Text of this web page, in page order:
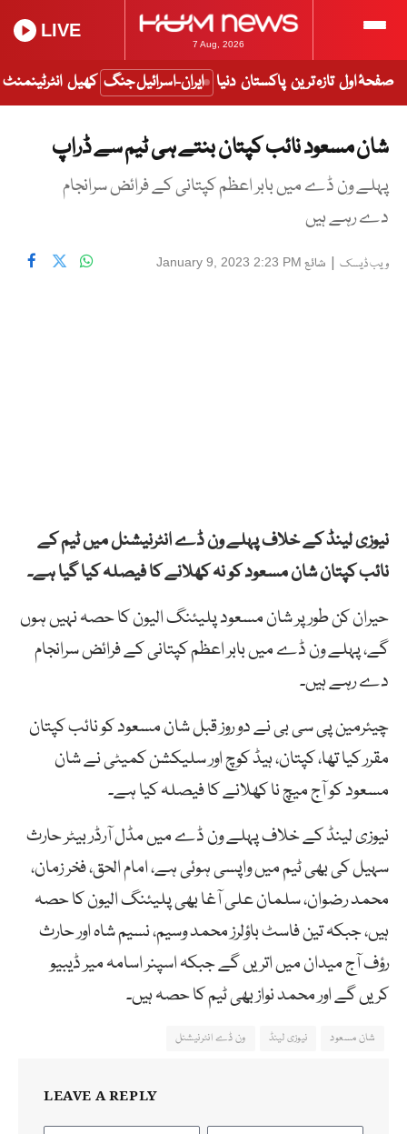
7 Aug, 2026
LIVE
صفحۂ اول تازہ ترین پاکستان دنیا ایران-اسرائیل جنگ کھیل انٹرٹینمنٹ
شان مسعود نائب کپتان بنتے ہی ٹیم سے ڈراپ
پہلے ون ڈے میں بابر اعظم کپتانی کے فرائض سرانجام
دے رہے ہیں
ویب ڈیسک | شائع January 9, 2023 2:23 PM
نیوزی لینڈ کے خلاف پہلے ون ڈے انٹرنیشنل میں ٹیم کے
نائب کپتان شان مسعود کو نہ کھلانے کا فیصلہ کیا گیا ہے۔
حیران کن طور پر شان مسعود پلیئنگ الیون کا حصہ نہیں ہوں
گے، پہلے ون ڈے میں بابر اعظم کپتانی کے فرائض سرانجام
دے رہے ہیں۔
چیئرمین پی سی بی نے دو روز قبل شان مسعود کو نائب کپتان
مقرر کیا تھا، کپتان، ہیڈ کوچ اور سلیکشن کمیٹی نے شان
مسعود کو آج میچ نا کھلانے کا فیصلہ کیا ہے۔
نیوزی لینڈ کے خلاف پہلے ون ڈے میں مڈل آرڈر بیٹر حارث
سہیل کی بھی ٹیم میں واپسی ہوئی ہے، امام الحق، فخر زمان،
محمد رضوان، سلمان علی آغا بھی پلیئنگ الیون کا حصہ
ہیں، جبکہ تین فاسٹ باؤلرز محمد وسیم، نسیم شاہ اور حارث
رؤف آج میدان میں اتریں گے جبکہ اسپنر اسامہ میر ڈیبیو
کریں گے اور محمد نواز بھی ٹیم کا حصہ ہیں۔
شان مسعود نیوزی لینڈ ون ڈے انٹرنیشنل
LEAVE A REPLY